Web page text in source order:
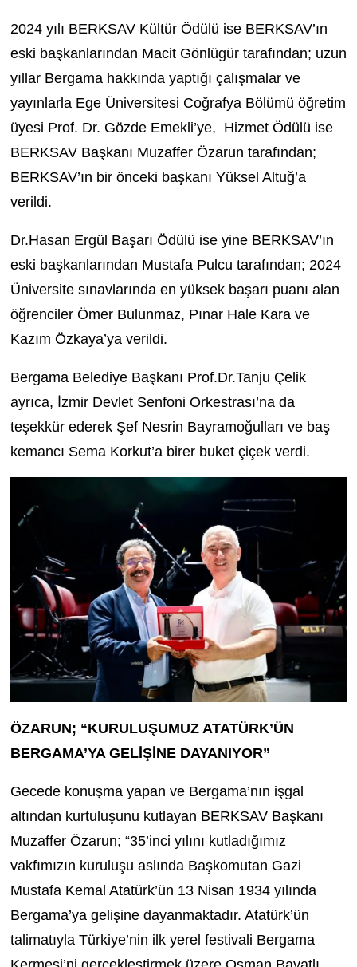
2024 yılı BERKSAV Kültür Ödülü ise BERKSAV’ın
eski başkanlarından Macit Gönlügür tarafından; uzun
yıllar Bergama hakkında yaptığı çalışmalar ve
yayınlarla Ege Üniversitesi Coğrafya Bölümü öğretim
üyesi Prof. Dr. Gözde Emekli’ye, Hizmet Ödülü ise
BERKSAV Başkanı Muzaffer Özarun tarafından;
BERKSAV’ın bir önceki başkanı Yüksel Altuğ’a
verildi.
Dr.Hasan Ergül Başarı Ödülü ise yine BERKSAV’ın
eski başkanlarından Mustafa Pulcu tarafından; 2024
Üniversite sınavlarında en yüksek başarı puanı alan
öğrenciler Ömer Bulunmaz, Pınar Hale Kara ve
Kazım Özkaya’ya verildi.
Bergama Belediye Başkanı Prof.Dr.Tanju Çelik
ayrıca, İzmir Devlet Senfoni Orkestrası’na da
teşekkür ederek Şef Nesrin Bayramoğulları ve baş
kemancı Sema Korkut’a birer buket çiçek verdi.
ÖZARUN; “KURULUŞUMUZ ATATÜRK’ÜN
BERGAMA’YA GELİŞİNE DAYANIYOR”
Gecede konuşma yapan ve Bergama’nın işgal
altından kurtuluşunu kutlayan BERKSAV Başkanı
Muzaffer Özarun; “35’inci yılını kutladığımız
vakfımızın kuruluşu aslında Başkomutan Gazi
Mustafa Kemal Atatürk’ün 13 Nisan 1934 yılında
Bergama’ya gelişine dayanmaktadır. Atatürk’ün
talimatıyla Türkiye’nin ilk yerel festivali Bergama